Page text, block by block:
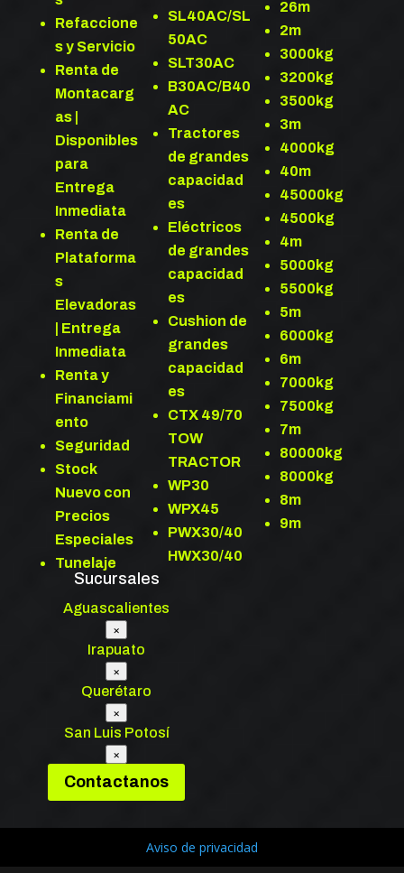
Refaccione
s y Servicio
Renta de
Montacarg
as |
Disponibles
para
Entrega
Inmediata
Renta de
Plataforma
s
Elevadoras
| Entrega
Inmediata
Renta y
Financiami
ento
Seguridad
Stock
Nuevo con
Precios
Especiales
Tunelaje
SL40AC/SL
50AC
SLT30AC
B30AC/B40
AC
Tractores
de grandes
capacidad
es
Eléctricos
de grandes
capacidad
es
Cushion de
grandes
capacidad
es
CTX 49/70
TOW
TRACTOR
WP30
WPX45
PWX30/40
HWX30/40
26m
2m
3000kg
3200kg
3500kg
3m
4000kg
40m
45000kg
4500kg
4m
5000kg
5500kg
5m
6000kg
6m
7000kg
7500kg
7m
80000kg
8000kg
8m
9m
Sucursales
Aguascalientes
×
Irapuato
×
Querétaro
×
San Luis Potosí
×
Contactanos
Aviso de privacidad